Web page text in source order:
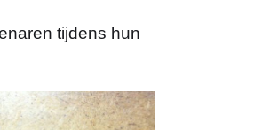
tijdens hun